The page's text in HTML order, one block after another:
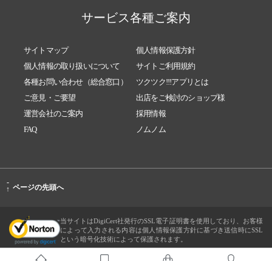
サービス各種ご案内
サイトマップ
個人情報保護方針
個人情報の取り扱いについて
サイトご利用規約
各種お問い合わせ（総合窓口）
ツクツク!!!アプリとは
ご意見・ご要望
出店をご検討のショップ様
運営会社のご案内
採用情報
FAQ
ノムノム
-
↑ ページの先頭へ
当サイトはDigiCert社発行のSSL電子証明書を使用しており、お客様
によって入力される内容は個人情報保護方針に基づき送信時にSSL
という暗号化技術によって保護されます。